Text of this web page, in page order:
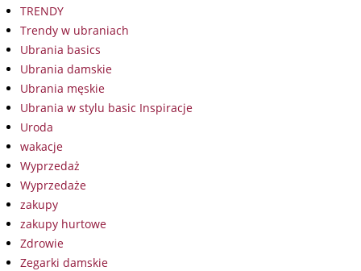
TRENDY
Trendy w ubraniach
Ubrania basics
Ubrania damskie
Ubrania męskie
Ubrania w stylu basic Inspiracje
Uroda
wakacje
Wyprzedaż
Wyprzedaże
zakupy
zakupy hurtowe
Zdrowie
Zegarki damskie